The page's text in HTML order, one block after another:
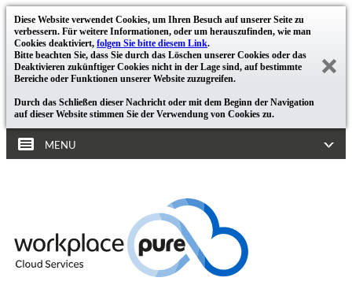
Diese Website verwendet Cookies, um Ihren Besuch auf unserer Seite zu
verbessern. Für weitere Informationen, oder um herauszufinden, wie man
Cookies deaktiviert, folgen Sie bitte diesem Link.
Bitte beachten Sie, dass Sie durch das Löschen unserer Cookies oder das
Deaktivieren zukünftiger Cookies nicht in der Lage sind, auf bestimmte
Bereiche oder Funktionen unserer Website zuzugreifen.
Durch das Schließen dieser Nachricht oder mit dem Beginn der Navigation
auf dieser Website stimmen Sie der Verwendung von Cookies zu.
MENU